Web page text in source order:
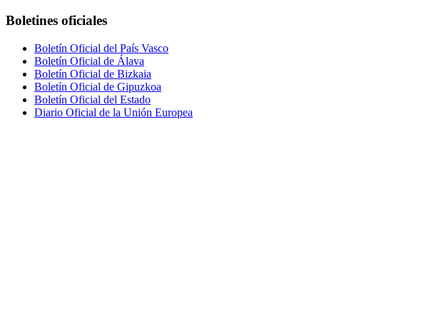
Boletines oficiales
Boletín Oficial del País Vasco
Boletín Oficial de Álava
Boletín Oficial de Bizkaia
Boletín Oficial de Gipuzkoa
Boletín Oficial del Estado
Diario Oficial de la Unión Europea